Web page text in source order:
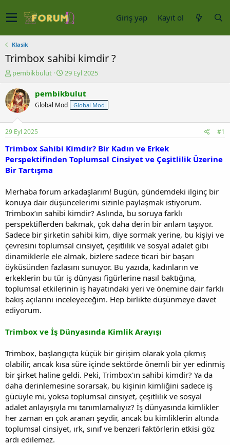
Giriş yap Kayıt ol
Klasik
Trimbox sahibi kimdir ?
K
n
u
y
b
a
ş
a
t
n
pembikbulut
B
ş
a
ç
a
h
i
29 Eyl 2025
pembikbulut
Global Mod Global Mod
29 Eyl 2025 #1
Trimbox Sahibi Kimdir? Bir Kadın ve Erkek
Perspektifinden Toplumsal Cinsiyet ve Çeşitlilik Üzerine
Bir Tartışma
Merhaba forum arkadaşlarım! Bugün, gündemdeki ilginç bir
konuya dair düşüncelerimi sizinle paylaşmak istiyorum.
Trimbox’ın sahibi kimdir? Aslında, bu soruya farklı
perspektiflerden bakmak, çok daha derin bir anlam taşıyor.
Sadece bir şirketin sahibi kim, diye sormak yerine, bu kişiyi ve
çevresini toplumsal cinsiyet, çeşitlilik ve sosyal adalet gibi
dinamiklerle ele almak, bizlere sadece ticari bir başarı
öyküsünden fazlasını sunuyor. Bu yazıda, kadınların ve
erkeklerin bu tür iş dünyası figürlerine nasıl baktığına,
toplumsal etkilerinin iş hayatındaki yeri ve önemine dair farklı
bakış açılarını inceleyeceğim. Hep birlikte düşünmeye davet
ediyorum.
Trimbox ve İş Dünyasında Kimlik Arayışı
Trimbox, başlangıçta küçük bir girişim olarak yola çıkmış
olabilir, ancak kısa süre içinde sektörde önemli bir yer edinmiş
bir şirket haline geldi. Peki, Trimbox'ın sahibi kimdir? Ya da
daha derinlemesine sorarsak, bu kişinin kimliğini sadece iş
gücüyle mi, yoksa toplumsal cinsiyet, çeşitlilik ve sosyal
adalet anlayışıyla mı tanımlamalıyız? İş dünyasında kimlikler
her zaman en çok aranan şeydir, ancak bu kimliklerin altında
toplumsal cinsiyet, ırk, sınıf ve benzeri faktörlerin etkisi göz
ardı edilemez.